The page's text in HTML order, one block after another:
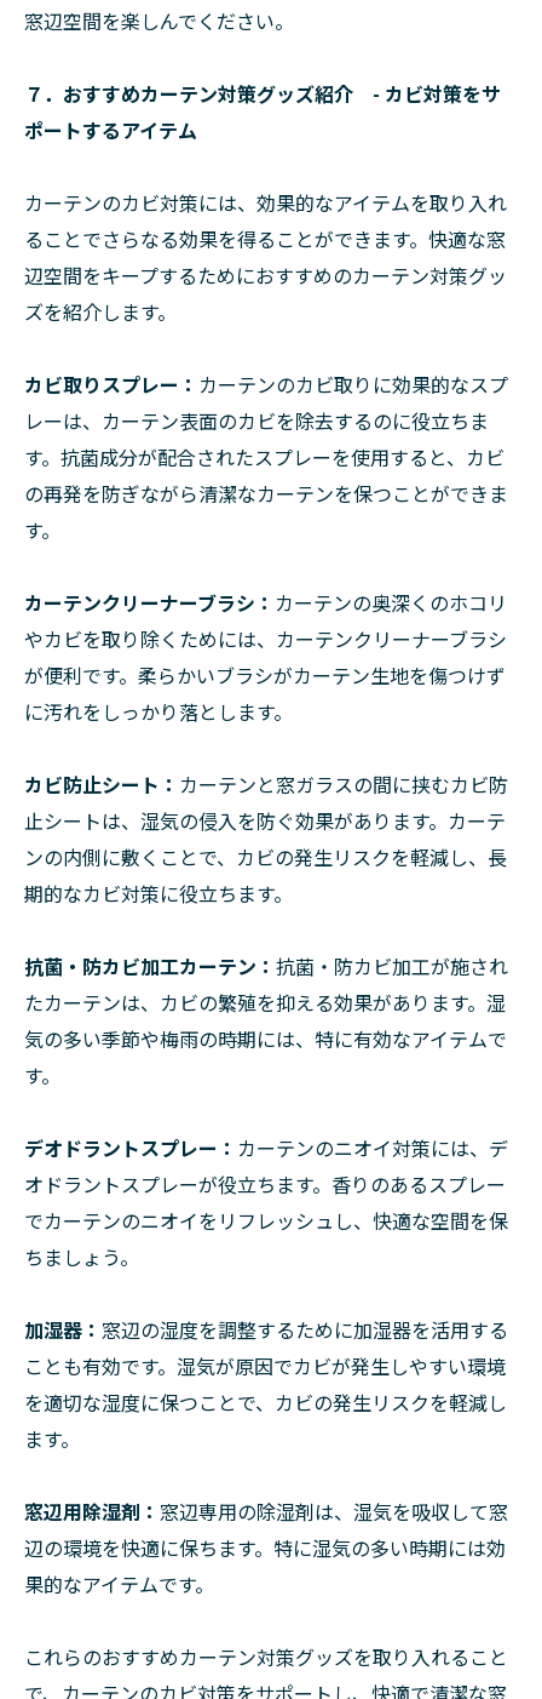
窓辺空間を楽しんでください。
７．おすすめカーテン対策グッズ紹介 - カビ対策をサ
ポートするアイテム
カーテンのカビ対策には、効果的なアイテムを取り入れ
ることでさらなる効果を得ることができます。快適な窓
辺空間をキープするためにおすすめのカーテン対策グッ
ズを紹介します。
カビ取りスプレー： カーテンのカビ取りに効果的なスプ
レーは、カーテン表面のカビを除去するのに役立ちま
す。抗菌成分が配合されたスプレーを使用すると、カビ
の再発を防ぎながら清潔なカーテンを保つことができま
す。
カーテンクリーナーブラシ： カーテンの奥深くのホコリ
やカビを取り除くためには、カーテンクリーナーブラシ
が便利です。柔らかいブラシがカーテン生地を傷つけず
に汚れをしっかり落とします。
カビ防止シート： カーテンと窓ガラスの間に挟むカビ防
止シートは、湿気の侵入を防ぐ効果があります。カーテ
ンの内側に敷くことで、カビの発生リスクを軽減し、長
期的なカビ対策に役立ちます。
抗菌・防カビ加工カーテン： 抗菌・防カビ加工が施され
たカーテンは、カビの繁殖を抑える効果があります。湿
気の多い季節や梅雨の時期には、特に有効なアイテムで
す。
デオドラントスプレー： カーテンのニオイ対策には、デ
オドラントスプレーが役立ちます。香りのあるスプレー
でカーテンのニオイをリフレッシュし、快適な空間を保
ちましょう。
加湿器： 窓辺の湿度を調整するために加湿器を活用する
ことも有効です。湿気が原因でカビが発生しやすい環境
を適切な湿度に保つことで、カビの発生リスクを軽減し
ます。
窓辺用除湿剤： 窓辺専用の除湿剤は、湿気を吸収して窓
辺の環境を快適に保ちます。特に湿気の多い時期には効
果的なアイテムです。
これらのおすすめカーテン対策グッズを取り入れること
で、カーテンのカビ対策をサポートし、快適で清潔な窓